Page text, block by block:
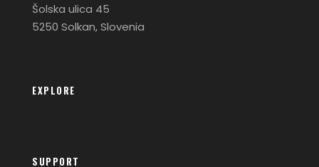
Šolska ulica 45
5250 Solkan, Slovenia
EXPLORE
SUPPORT